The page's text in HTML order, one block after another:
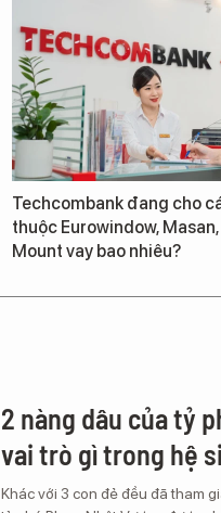
Techcombank đang cho
thuộc Eurowindow,
Mount vay bao nhiêu?
2 nàng dâu của tỷ
vai trò gì trong hệ
Khác với 3 con đẻ đều đã tham